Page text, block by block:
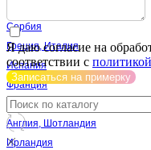
Сербия
Греция, Италия
Испания
Франция
Дания, Бельгия
Англия, Шотландия
Ирландия
Я даю согласие на
соответствии с
Записаться на примерку